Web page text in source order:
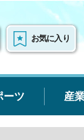
お気に入り
ーツ 産